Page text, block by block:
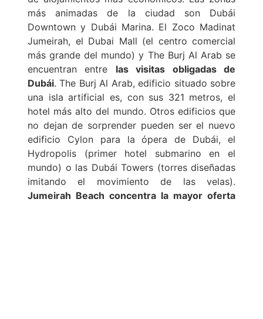
más animadas de la ciudad son Dubái
Downtown y Dubái Marina. El Zoco Madinat
Jumeirah, el Dubai Mall (el centro comercial
más grande del mundo) y The Burj Al Arab se
encuentran entre las visitas obligadas de
Dubái. The Burj Al Arab, edificio situado sobre
una isla artificial es, con sus 321 metros, el
hotel más alto del mundo. Otros edificios que
no dejan de sorprender pueden ser el nuevo
edificio Cylon para la ópera de Dubái, el
Hydropolis (primer hotel submarino en el
mundo) o las Dubái Towers (torres diseñadas
imitando el movimiento de las velas).
Jumeirah Beach concentra la mayor oferta